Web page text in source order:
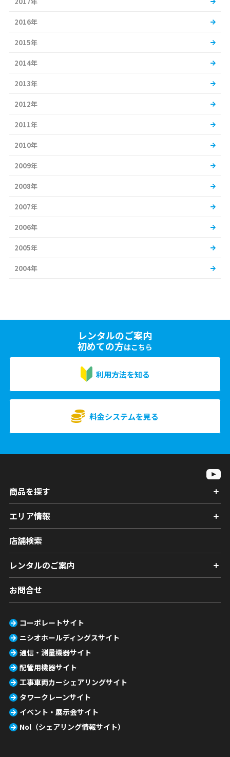
2016年
2015年
2014年
2013年
2012年
2011年
2010年
2009年
2008年
2007年
2006年
2005年
2004年
レンタルのご案内
初めての方はこちら
利用方法を知る
料金システムを見る
商品を探す
エリア情報
店舗検索
レンタルのご案内
お問合せ
コーポレートサイト
ニシオホールディングスサイト
通信・測量機器サイト
配管用機器サイト
工事車両カーシェアリングサイト
タワークレーンサイト
イベント・展示会サイト
Nol（シェアリング情報サイト）